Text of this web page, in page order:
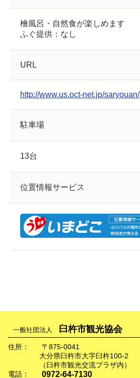
檜風呂・自然食が楽しめます
ふぐ提供：なし
URL
http://www.us.oct-net.jp/saryouan/
駐車場
13台
位置情報サービス
一般社団法人 臼杵市観光協会
住所：
〒875-0041
大分県臼杵市大字臼杵100-2
（臼杵市観光交流プラザ内）
電話：
0972-64-7130